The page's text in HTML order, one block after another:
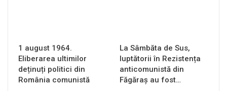
1 august 1964.
Eliberarea ultimilor
deținuți politici din
România comunistă
La Sâmbăta de Sus,
luptătorii în Rezistența
anticomunistă din
Făgăraș au fost…